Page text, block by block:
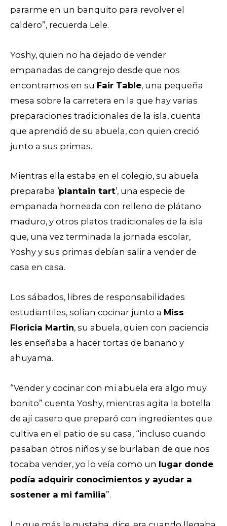
pararme en un banquito para revolver el
caldero”, recuerda Lele.
Yoshy, quien no ha dejado de vender
empanadas de cangrejo desde que nos
encontramos en su Fair Table, una pequeña
mesa sobre la carretera en la que hay varias
preparaciones tradicionales de la isla, cuenta
que aprendió de su abuela, con quien creció
junto a sus primas.
Mientras ella estaba en el colegio, su abuela
preparaba ‘plantain tart’, una especie de
empanada horneada con relleno de plátano
maduro, y otros platos tradicionales de la isla
que, una vez terminada la jornada escolar,
Yoshy y sus primas debían salir a vender de
casa en casa.
Los sábados, libres de responsabilidades
estudiantiles, solían cocinar junto a Miss
Floricia Martin, su abuela, quien con paciencia
les enseñaba a hacer tortas de banano y
ahuyama.
“Vender y cocinar con mi abuela era algo muy
bonito” cuenta Yoshy, mientras agita la botella
de ají casero que preparó con ingredientes que
cultiva en el patio de su casa, “incluso cuando
pasaban otros niños y se burlaban de que nos
tocaba vender, yo lo veía como un lugar donde
podía adquirir conocimientos y ayudar a
sostener a mi familia”.